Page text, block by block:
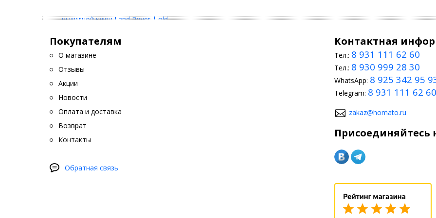
Покупателям
О магазине
Отзывы
Акции
Новости
Оплата и доставка
Возврат
Контакты
Обратная связь
Контактная
Тел.: 8 931 111 62 60
Тел.: 8 930 999 28 30
WhatsApp: 8 925 342 95
Telegram: 8 931 111 62 60
zakaz@homato.ru
Присоединяйтесь